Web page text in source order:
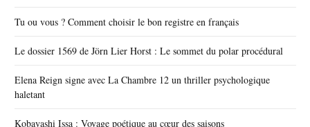
Tu ou vous ? Comment choisir le bon registre en français
Le dossier 1569 de Jörn Lier Horst : Le sommet du polar procédural
Elena Reign signe avec La Chambre 12 un thriller psychologique
haletant
Kobayashi Issa : Voyage poétique au cœur des saisons